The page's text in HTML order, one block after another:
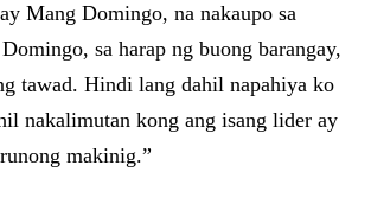
Mang Domingo, na nakaupo sa
sa harap ng buong barangay,
tawad. Hindi lang dahil napahiya ko
nakalimutan kong ang isang lider ay
makinig.”